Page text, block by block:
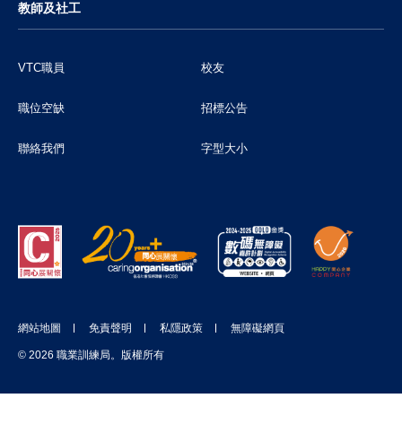
教師及社工
VTC職員 校友
職位空缺 招標公告
聯絡我們 字型大小
網站地圖 免責聲明 私隱政策 無障礙網頁
© 2026 職業訓練局。版權所有